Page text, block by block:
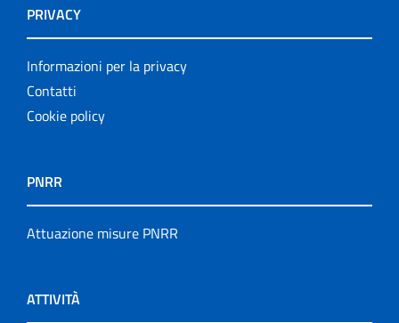
PRIVACY
Informazioni per la privacy
Contatti
Cookie policy
PNRR
Attuazione misure PNRR
ATTIVITÀ